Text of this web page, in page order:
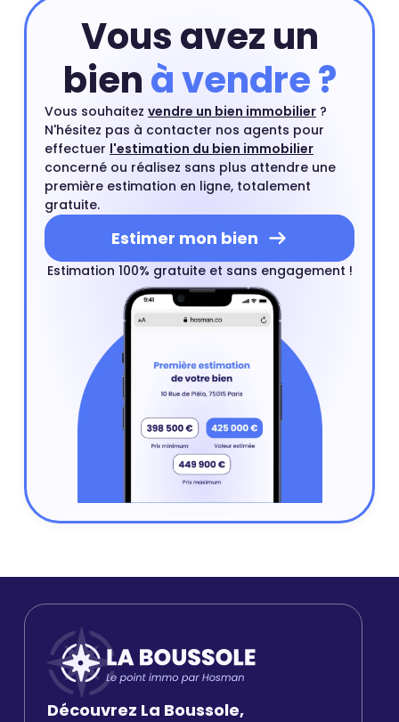
engagement.
Vous avez un
bienà vendre ?
Vous souhaitez vendre un bien immobilier ?
N'hésitez pas à contacter nos agents pour
effectuer l'estimation du bien immobilier
concerné ou réalisez sans plus attendre une
première estimation en ligne, totalement
gratuite.
Estimer mon bien
Estimation 100% gratuite et sans engagement !
Découvrez La Boussole,